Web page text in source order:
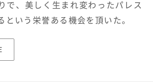
で、美しく生まれ変わったパレス
という栄誉ある機会を頂いた。